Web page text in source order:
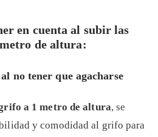
en cuenta al subir las
de altura:
no tener que agacharse
a 1 metro de altura, se
y comodidad al grifo para